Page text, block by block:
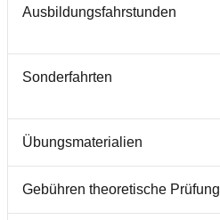
Ausbildungsfahrstunden
Sonderfahrten
Übungsmaterialien
Gebühren theoretische Prüfung